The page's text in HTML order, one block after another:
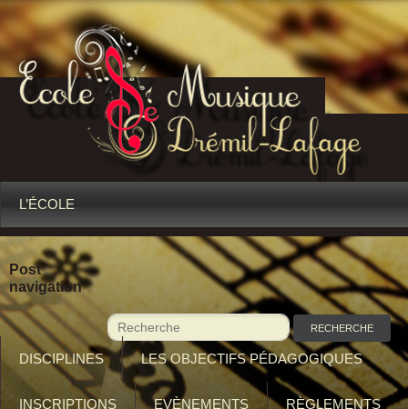
L’ÉCOLE
DISCIPLINES LES OBJECTIFS PÉDAGOGIQUES
INSCRIPTIONS EVÈNEMENTS RÈGLEMENTS
Post
navigation